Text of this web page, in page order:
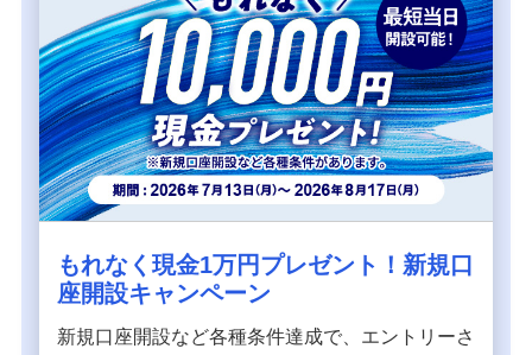
もれなく現金1万円プレゼント！新規口
座開設キャンペーン
新規口座開設など各種条件達成で、エントリーさ